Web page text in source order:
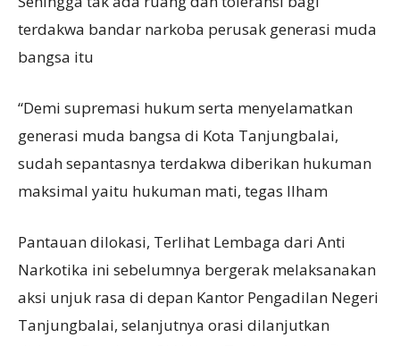
terdakwa bandar narkoba perusak generasi muda
bangsa itu
“Demi supremasi hukum serta menyelamatkan
generasi muda bangsa di Kota Tanjungbalai,
sudah sepantasnya terdakwa diberikan hukuman
maksimal yaitu hukuman mati, tegas Ilham
Pantauan dilokasi, Terlihat Lembaga dari Anti
Narkotika ini sebelumnya bergerak melaksanakan
aksi unjuk rasa di depan Kantor Pengadilan Negeri
Tanjungbalai, selanjutnya orasi dilanjutkan